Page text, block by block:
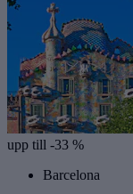
upp till -33 %
Barcelona